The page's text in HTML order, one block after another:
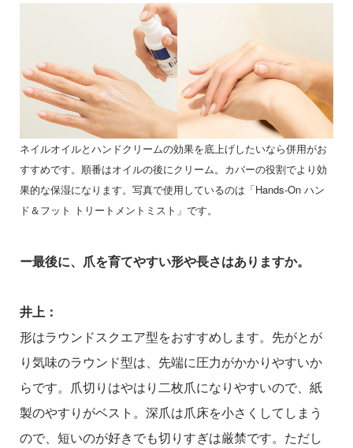
ネイルオイルとハンドクリームの効果を底上げしたいなら併用がお
すすめです。順番はオイルの後にクリーム。カバーの役割でより効
果的な保湿になります。写真で使用しているのは「Hands-On ハン
ド＆フット トリートメントミスト」です。
ー最後に、爪を育てやすい形や長さはありますか。
井上：
形はラウンドスクエア型をおすすめします。先がとが
り気味のラウンド型は、先端に圧力がかかりやすいか
らです。爪切りはやはり二枚爪になりやすいので、紙
製のやすりがベスト。深爪は爪床を小さくしてしまう
ので、短いのが好きでも切りすぎは厳禁です。ただし